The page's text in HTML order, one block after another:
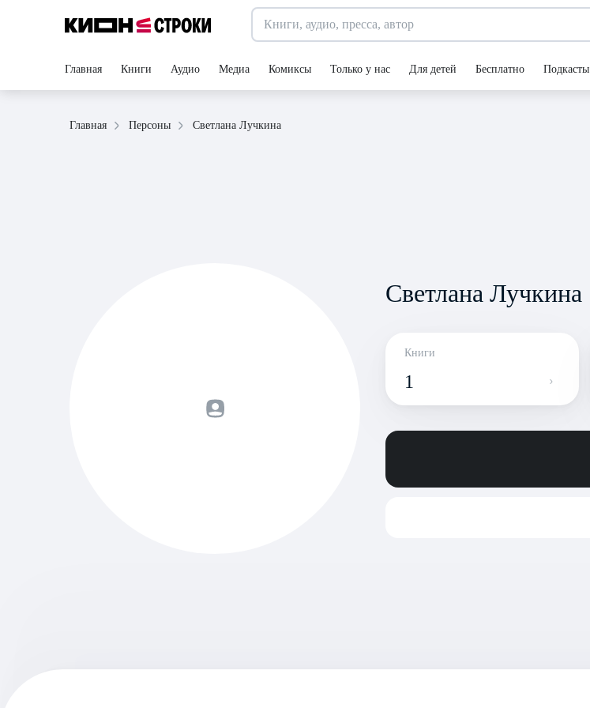
Главная Книги Аудио Медиа Комиксы Только у нас Для детей Бесплатно Подкасты
Главная Персоны Светлана Лучкина
Светлана Лучкина
Книги
1